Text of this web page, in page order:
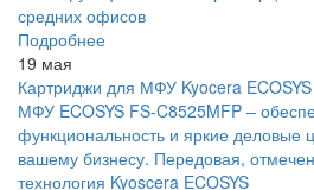
средних офисов
Подробнее
19 мая
Картриджи для МФУ Kyocera
МФУ ECOSYS FS-C8525MFP –
функциональность и яркие деловые
вашему бизнесу. Передовая,
технология Kyoscera ECOSYS